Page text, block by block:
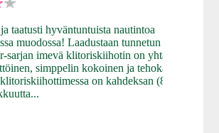
taatusti hyväntuntuista nautintoa
muodossa! Laadustaan tunnetun
sarjan imevä klitoriskiihotin on yhtä aikaa
simppelin kokoinen ja tehokas.
on kahdeksan (8)